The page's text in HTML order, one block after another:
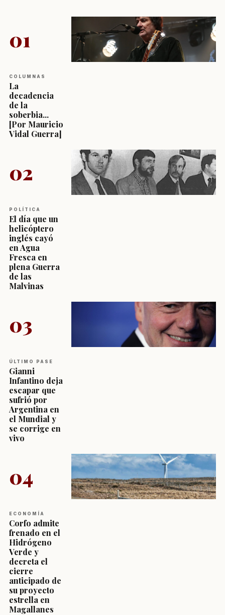
01
COLUMNAS
La
decadencia
de la
soberbia...
[Por Mauricio
Vidal Guerra]
02
POLÍTICA
El día que un
helicóptero
inglés cayó
en Agua
Fresca en
plena Guerra
de las
Malvinas
03
ÚLTIMO PASE
Gianni
Infantino deja
escapar que
sufrió por
Argentina en
el Mundial y
se corrige en
vivo
04
ECONOMÍA
Corfo admite
frenado en el
Hidrógeno
Verde y
decreta el
cierre
anticipado de
su proyecto
estrella en
Magallanes